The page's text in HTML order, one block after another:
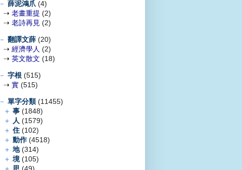
－ 薛泥鴻爪 (4)
⇢ 老畫重提 (2)
⇢ 老詩再見 (2)
－ 翻譯文薛 (20)
⇢ 經濟學人 (2)
⇢ 英文散文 (18)
－ 字根 (515)
⇢ 實 (515)
－ 單字分類 (11455)
＋ 事 (1848)
＋
人 (1579)
＋ 住 (102)
＋ 動作 (4518)
＋ 地 (314)
＋ 境 (105)
＋
(49)